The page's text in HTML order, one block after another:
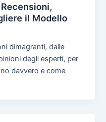
il Modello
dimagranti, dalle
degli esperti, per
davvero e come